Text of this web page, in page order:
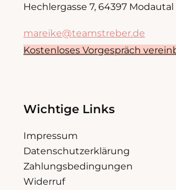
Hechlergasse 7, 64397 Modautal
mareike@teamstreber.de
Kostenloses Vorgespräch
Wichtige Links
Impressum
Datenschutzerklärung
Zahlungsbedingungen
Widerruf